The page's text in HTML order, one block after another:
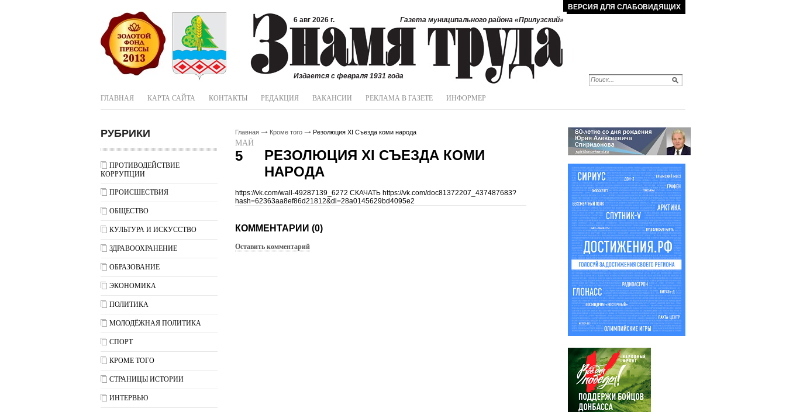
ВЕРСИЯ ДЛЯ СЛАБОВИДЯЩИХ
6 авг 2026 г.
Газета муниципального района «Прилузский»
Издается с февраля 1931 года
ГЛАВНАЯ КАРТА САЙТА КОНТАКТЫ РЕДАКЦИЯ ВАКАНСИИ РЕКЛАМА В ГАЗЕТЕ ИНФОРМЕР
РУБРИКИ
ПРОТИВОДЕЙСТВИЕ
КОРРУПЦИИ
ПРОИСШЕСТВИЯ
ОБЩЕСТВО
КУЛЬТУРА И ИСКУССТВО
ЗДРАВООХРАНЕНИЕ
ОБРАЗОВАНИЕ
ЭКОНОМИКА
ПОЛИТИКА
МОЛОДЁЖНАЯ ПОЛИТИКА
СПОРТ
КРОМЕ ТОГО
СТРАНИЦЫ ИСТОРИИ
ИНТЕРВЬЮ
Главная Кроме того Резолюция XI Съезда коми народа
МАЙ
5
РЕЗОЛЮЦИЯ XI СЪЕЗДА КОМИ
НАРОДА
https://vk.com/wall-49287139_6272 СКАЧАТЬ https://vk.com/doc81372207_437487683?
hash=62363aa8ef86d21812&dl=28a0145629bd4095e2
КОММЕНТАРИИ (0)
Оставить комментарий